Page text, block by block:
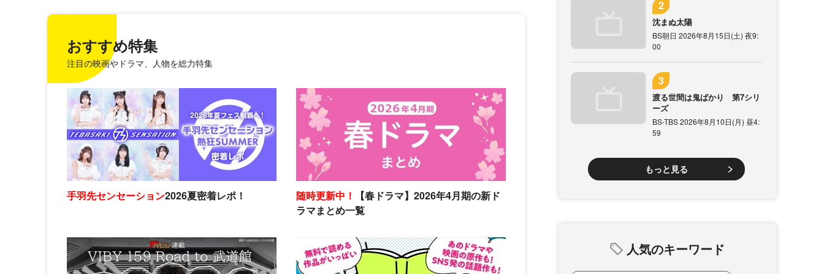
おすすめ特集
注目の映画やドラマ、人物を総力特集
手羽先センセーション2026夏密着レポ！ 随時更新中！
【春ドラマ】2026年4月期の新ド
ラマまとめ一覧
沈まぬ太陽
BS朝日 2026年8月15日(土) 夜9:
00
渡る世間は鬼ばかり 第7シリ
ーズ
BS-TBS 2026年8月10日(月) 昼4:
59
もっと見る
人気のキーワード